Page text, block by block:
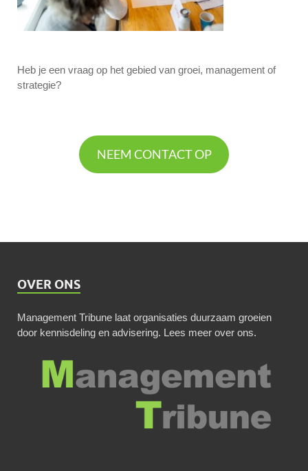
Heb je een vraag op het gebied van groei, management of
strategie?
NEEM CONTACT OP
OVER ONS
Management Tribune laat organisaties duurzaam groeien
door kennisdeling en advisering. Lees meer over ons.